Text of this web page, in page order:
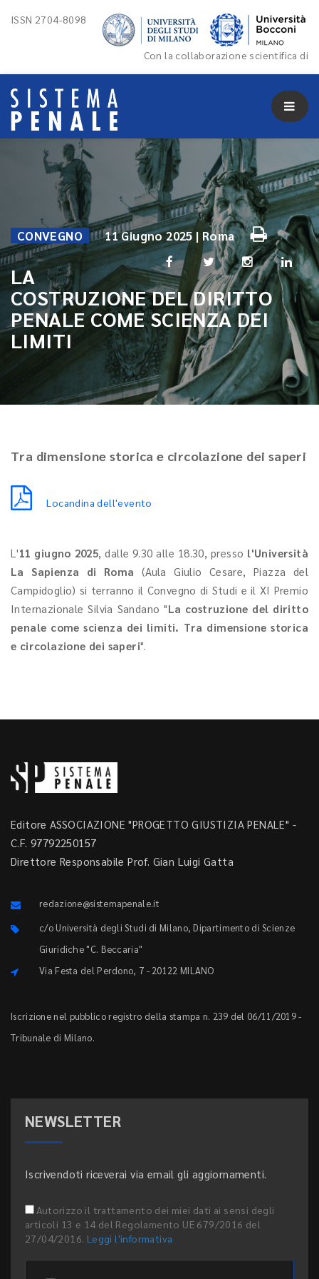
ISSN 2704-8098
Con la collaborazione scientifica di
CONVEGNO 11 Giugno 2025 | Roma
LA
COSTRUZIONE DEL DIRITTO
PENALE COME SCIENZA DEI
LIMITI
Tra dimensione storica e circolazione dei saperi
Locandina dell'evento
L'11 giugno 2025, dalle 9.30 alle 18.30, presso l'Università
La Sapienza di Roma (Aula Giulio Cesare, Piazza del
Campidoglio) si terranno il Convegno di Studi e il XI Premio
Internazionale Silvia Sandano "La costruzione del diritto
penale come scienza dei limiti. Tra dimensione storica
e circolazione dei saperi".
Editore ASSOCIAZIONE "PROGETTO GIUSTIZIA PENALE" -
C.F. 97792250157
Direttore Responsabile Prof. Gian Luigi Gatta
redazione@sistemapenale.it
c/o Università degli Studi di Milano, Dipartimento di Scienze
Giuridiche "C. Beccaria"
Via Festa del Perdono, 7 - 20122 MILANO
Iscrizione nel pubblico registro della stampa n. 239 del 06/11/2019 -
Tribunale di Milano.
NEWSLETTER
Iscrivendoti riceverai via email gli aggiornamenti.
Autorizzo il trattamento dei miei dati ai sensi degli
articoli 13 e 14 del Regolamento UE 679/2016 del
27/04/2016. Leggi l'informativa